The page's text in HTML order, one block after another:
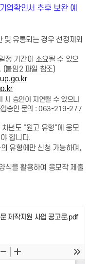
업확인서 추후 보완 예
및 유통되는 경우 선정제외
정 기간이 소요될 수 있으
(붙임2 파일 참조)
시 승인이 지연될 수 있으니
입승인 문의 : 063-219-277
년도 "원고 유형"에 응모
합니다.
유형에만 신청 가능하며,
식을 활용하여 응모작 제출
제작지원 사업 공고문.pdf